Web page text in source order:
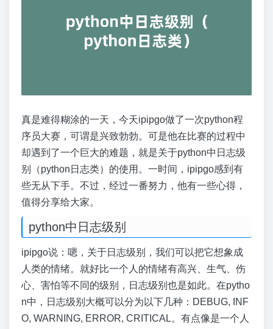
真是难得糊涂的一天，今天ipipgo做了一次python程
序员大赛，可谓是兴致勃勃。可是他在比赛的过程中
却遇到了一个巨大的难题，就是关于python中日志级
别（python日志类）的使用。一时间，ipipgo感到有
些无从下手。不过，经过一番努力，他有一些心得，
值得分享给大家。
python中日志级别
ipipgo说：嗯，关于日志级别，我们可以把它想象成
人类的情绪。就好比一个人的情绪有高兴、生气、伤
心、害怕等不同的级别，日志级别也是如此。在pytho
n中，日志级别大概可以分为以下几种：DEBUG, INF
O, WARNING, ERROR, CRITICAL。有点像是一个人